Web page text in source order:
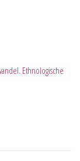
Ethnologische